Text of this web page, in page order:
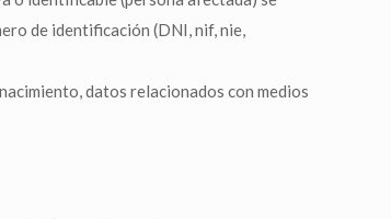
de identificación (DNI, nif, nie,
datos relacionados con medios